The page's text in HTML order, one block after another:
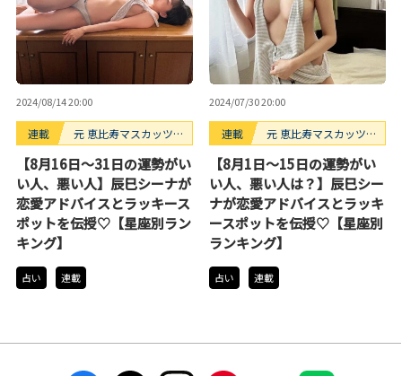
2024/08/14 20:00
連載
元 恵比寿マスカッツ・
く占い
【8月16日〜31日の運勢がい
い人、悪い人】辰巳シーナが
恋愛アドバイスとラッキース
ポットを伝授♡【星座別ラン
キング】
占い 連載
2024/07/30 20:00
連載
元 恵比寿マスカッツ・
く占い
【8月1日〜15日の運勢がい
い人、悪い人は？】辰巳シー
ナが恋愛アドバイスとラッキ
ースポットを伝授♡【星座別
ランキング】
占い 連載